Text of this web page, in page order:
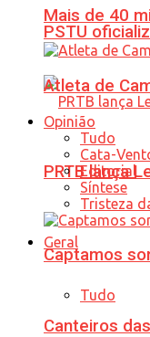
PSTU
PRTB lança
Geral
Tudo
Mais de 40
Atleta de
Opinião
Tudo
Cata-
Editorial
Síntese
Tristeza
Captamos
Canteiros